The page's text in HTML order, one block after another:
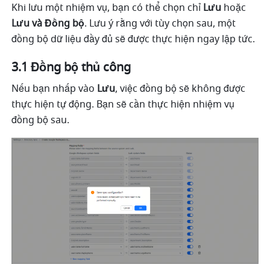
Khi lưu một nhiệm vụ, bạn có thể chọn chỉ Lưu
Lưu và Đồng bộ. Lưu ý rằng với tùy chọn sau, một
đồng bộ dữ liệu đầy đủ sẽ được thực hiện ngay lập tức.
3.1 Đồng bộ thủ công
Nếu bạn nhấp vào Lưu, việc đồng bộ sẽ không được
thực hiện tự động. Bạn sẽ cần thực hiện nhiệm vụ
đồng bộ sau.